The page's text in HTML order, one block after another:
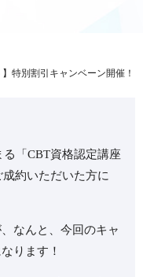
特別割引キャンベーン開催！
る「CBT資格認定講座
約いただいた方に
なんと、今回のキャ
ります！